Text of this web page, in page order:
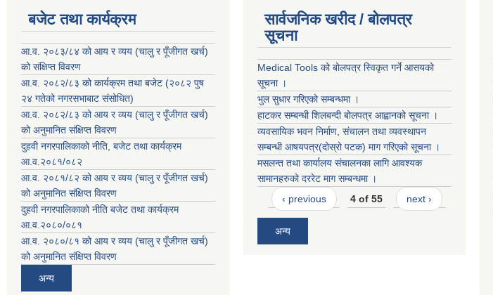
बजेट तथा कार्यक्रम
आ.व. २०८३/८४ को आय र व्यय (चालु र पूँजीगत खर्च)
को संक्षिप्त विवरण
आ.व. २०८२/८३ को कार्यक्रम तथा बजेट (२०८२ पुष
२४ गतेको नगरसभाबाट संसोधित)
आ.व. २०८२/८३ को आय र व्यय (चालु र पूँजीगत खर्च)
को अनुमानित संक्षिप्त विवरण
दुहवी नगरपालिकाको नीति, बजेट तथा कार्यक्रम
आ.व.२०८१/०८२
आ.व. २०८१/८२ को आय र व्यय (चालु र पूँजीगत खर्च)
को अनुमानित संक्षिप्त विवरण
दुहवी नगरपालिकाको नीति बजेट तथा कार्यक्रम
आ.व.२०८०/०८१
आ.व. २०८०/८१ को आय र व्यय (चालु र पूँजीगत खर्च)
को अनुमानित संक्षिप्त विवरण
अन्य
सार्वजनिक खरीद / बोलपत्र
सूचना
Medical Tools को बोलपत्र स्विकृत गर्ने आसयको
सूचना ।
भुल सुधार गरिएको सम्बन्धमा ।
हाटकर सम्बन्धी शिलबन्दी बोलपत्र आह्वानको सूचना ।
व्यवसायिक भवन निर्माण, संचालन तथा व्यवस्थापन
सम्बन्धी आषयपत्र(दोस्रो पटक) माग गरिएको सूचना ।
मसलन्त तथा कार्यालय संचालनका लागि आवश्यक
सामानहरुको दररेट माग सम्बन्धमा ।
‹ previous
4 of 55 next ›
अन्य